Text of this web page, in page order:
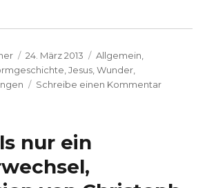
Veröffentlicht
am
24. März 2013 Kategorien
Allgemein
,Jesus ,Wunder
Schreibe einen Kommentarzu
Bibel,
nur ein